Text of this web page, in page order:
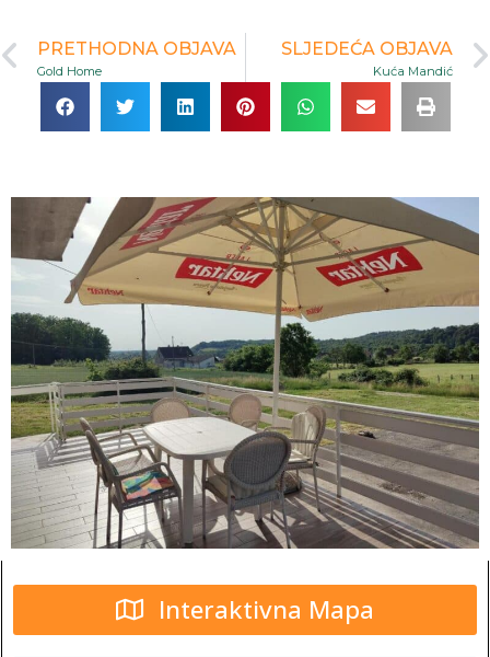
PRETHODNA OBJAVA
Gold Home
SLJEDEĆA OBJAVA
Kuća Mandić
Interaktivna Mapa